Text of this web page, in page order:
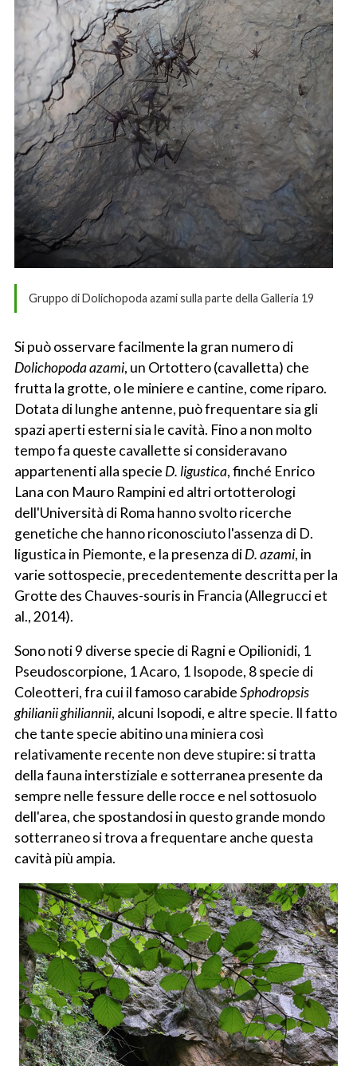
Gruppo di Dolichopoda azami sulla parte della Galleria 19
Si può osservare facilmente la gran numero di
Dolichopoda azami, un Ortottero (cavalletta) che
frutta la grotte, o le miniere e cantine, come riparo.
Dotata di lunghe antenne, può frequentare sia gli
spazi aperti esterni sia le cavità. Fino a non molto
tempo fa queste cavallette si consideravano
appartenenti alla specie D. ligustica, finché Enrico
Lana con Mauro Rampini ed altri ortotterologi
dell'Università di Roma hanno svolto ricerche
genetiche che hanno riconosciuto l'assenza di D.
ligustica in Piemonte, e la presenza diD. azami, in
varie sottospecie, precedentemente descritta per la
Grotte des Chauves-souris in Francia (Allegrucci et
al., 2014).
Sono noti 9 diverse specie di Ragni e Opilionidi, 1
Pseudoscorpione, 1 Acaro, 1 Isopode, 8 specie di
Coleotteri, fra cui il famoso carabideSphodropsis
ghilianii ghiliannii, alcuni Isopodi, e altre specie. Il fatto
che tante specie abitino una miniera così
relativamente recente non deve stupire: si tratta
della fauna interstiziale e sotterranea presente da
sempre nelle fessure delle rocce e nel sottosuolo
dell'area, che spostandosi in questo grande mondo
sotterraneo si trova a frequentare anche questa
cavità più ampia.